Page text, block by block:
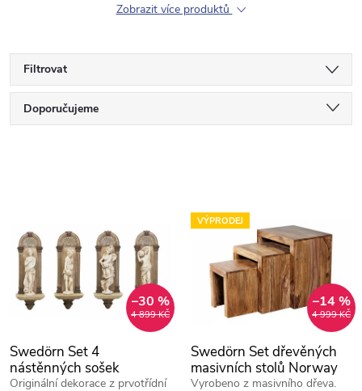
Zobrazit více produktů
Filtrovat
Ř
e
n
í
p
Doporučujeme
Abecedně
p
i
p
4 899 KČ
–30 %
Swedörn Set 4
nástěnných sošek
Pařížské víly
Originální dekorace z prvotřídní
VÝPRODEJ
4 999 KČ
–14 %
Swedörn Set dřevěných
masivních stolů Norway
Nature
Vyrobeno z masivního dřeva.